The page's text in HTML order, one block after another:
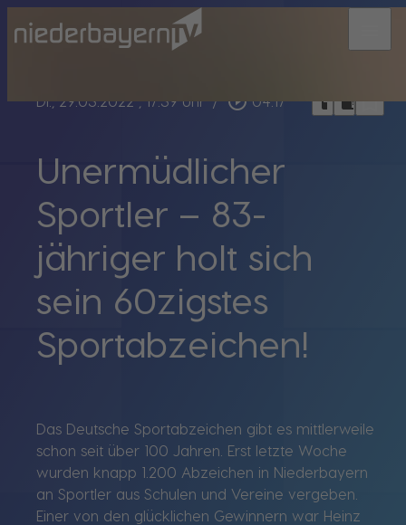
Di., 29.03.2022, 17:39 Uhr / play_circle_outline 04:17 headphoneschrome_reader_modebookmark_border
Unermüdlicher
Sportler – 83-
jähriger holt sich
sein 60zigstes
Sportabzeichen!
Das Deutsche Sportabzeichen gibt es mittlerweile
schon seit über 100 Jahren. Erst letzte Woche
wurden knapp 1.200 Abzeichen in Niederbayern
an Sportler aus Schulen und Vereine vergeben.
Einer von den glücklichen Gewinnern war Heinz